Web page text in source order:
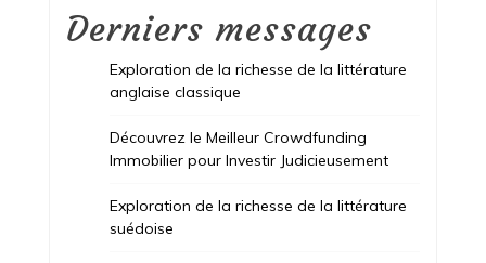
Derniers messages
Exploration de la richesse de la littérature
anglaise classique
Découvrez le Meilleur Crowdfunding
Immobilier pour Investir Judicieusement
Exploration de la richesse de la littérature
suédoise